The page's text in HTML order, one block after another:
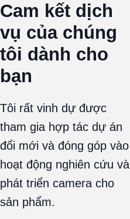
Cam kết dịch
vụ của chúng
tôi dành cho
bạn
Tôi rất vinh dự được
tham gia hợp tác dự án
đổi mới và đóng góp vào
hoạt động nghiên cứu và
phát triển camera cho
sản phẩm.